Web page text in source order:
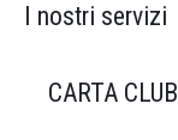
I nostri servizi
CARTA CLUB